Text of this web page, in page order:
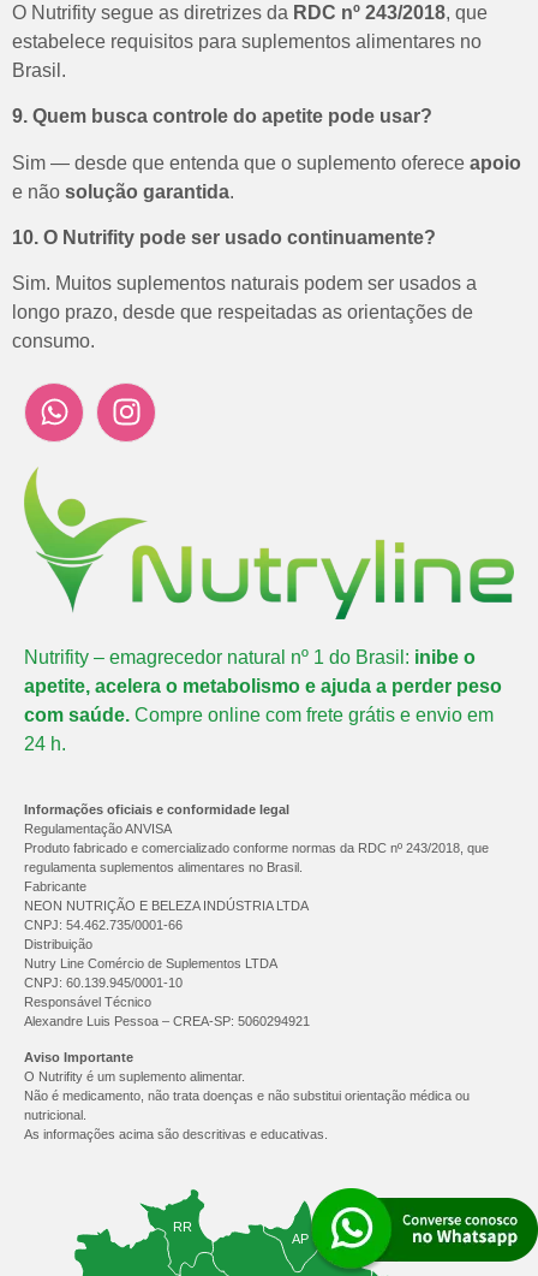
O Nutrifity segue as diretrizes da RDC nº 243/2018, que
estabelece requisitos para suplementos alimentares no
Brasil.
9. Quem busca controle do apetite pode usar?
Sim — desde que entenda que o suplemento oferece apoio
e não solução garantida.
10. O Nutrifity pode ser usado continuamente?
Sim. Muitos suplementos naturais podem ser usados a
longo prazo, desde que respeitadas as orientações de
consumo.
Nutrifity – emagrecedor natural nº 1 do Brasil: inibe o
apetite, acelera o metabolismo e ajuda a perder peso
com saúde. Compre online com frete grátis e envio em
24 h.
Informações oficiais e conformidade legal
Regulamentação ANVISA
Produto fabricado e comercializado conforme normas da RDC nº 243/2018, que
regulamenta suplementos alimentares no Brasil.
Fabricante
NEON NUTRIÇÃO E BELEZA INDÚSTRIA LTDA
CNPJ: 54.462.735/0001-66
Distribuição
Nutry Line Comércio de Suplementos LTDA
CNPJ: 60.139.945/0001-10
Responsável Técnico
Alexandre Luis Pessoa – CREA-SP: 5060294921
Aviso Importante
O Nutrifity é um suplemento alimentar.
Não é medicamento, não trata doenças e não substitui orientação médica ou
nutricional.
As informações acima são descritivas e educativas.
AP
RR